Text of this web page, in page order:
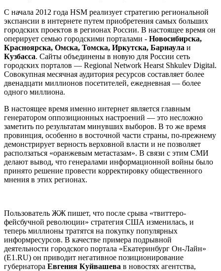
С начала 2012 года HSM реализует стратегию региональной
экспансии в интернете путем приобретения самых больших
городских проектов в регионах России. В настоящее время он
оперирует семью городскими порталами - Новосибирска,
Красноярска, Омска, Томска, Иркутска, Барнаула и
Кузбасса. Сайты объединены в новую для России сеть
городских порталов — Regional Network Hearst Shkulev Digital.
Совокупная месячная аудитория ресурсов составляет более
двенадцати миллионов посетителей, ежедневная — более
одного миллиона.
В настоящее время именно интернет является главным
генератором оппозиционных настроений — это несложно
заметить по результатам минувших выборов. В то же время
провинция, особенно в восточной части страны, по-прежнему
демонстрирует верность верховной власти и не позволяет
расползаться «оранжевым метастазам». В связи с этим СМИ
делают вывод, что генералами информационной войны было
принято решение провести корректировку общественного
мнения в этих регионах.
Пользователь ЖЖ пишет, что после срыва «твиттеро-
фейсбучной революции» стратегия США изменилась, и
теперь миллионы тратятся на покупку популярных
информресурсов. В качестве примера подрывной
деятельности городского портала «Екатеринбург Он-Лайн»
(Е1.RU) он приводит негативное позиционирование
губернатора Евгения Куйвашева в новостях агентства,